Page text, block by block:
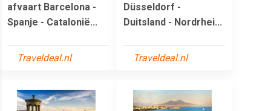
afvaart Barcelona -
Spanje - Catalonië...
Traveldeal.nl
Düsseldorf -
Duitsland - Nordrhei...
Traveldeal.nl